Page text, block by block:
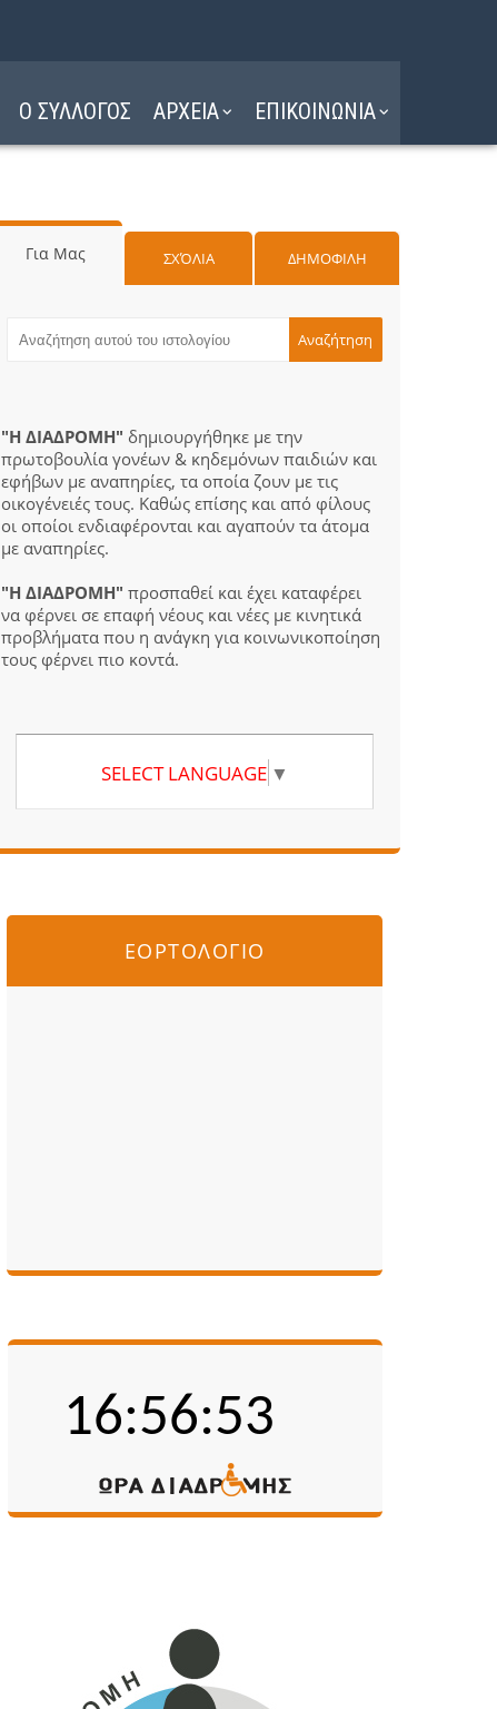
Ο ΣΥΛΛΟΓΟΣ ΑΡΧΕΙΑ ΕΠΙΚΟΙΝΩΝΙΑ
Για Μας ΣΧΌΛΙΑ ΔΗΜΟΦΙΛΗ
"Η ΔΙΑΔΡΟΜΗ" δημιουργήθηκε με την
πρωτοβουλία γονέων & κηδεμόνων παιδιών και
εφήβων με αναπηρίες, τα οποία ζουν με τις
οικογένειές τους. Καθώς επίσης και από φίλους
οι οποίοι ενδιαφέρονται και αγαπούν τα άτομα
με αναπηρίες.
"Η ΔΙΑΔΡΟΜΗ" προσπαθεί και έχει καταφέρει
να φέρνει σε επαφή νέους και νέες με κινητικά
προβλήματα που η ανάγκη για κοινωνικοποίηση
τους φέρνει πιο κοντά.
SELECT LANGUAGE ▼
ΕΟΡΤΟΛΟΓΙΟ